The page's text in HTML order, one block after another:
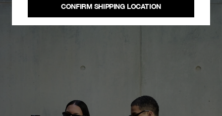
CONFIRM SHIPPING LOCATION